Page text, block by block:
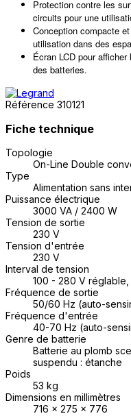
Protection contre les
circuits pour une
Conception compacte
utilisation dans des
Écran LCD pour
des batteries.
Référence 310121
Fiche technique
Topologie
On-Line Double
Type
Alimentation sans
Puissance électrique
3000 VA / 2400 W
Tension de sortie
230 V
Tension d'entrée
230 V
Interval de tension
100 - 280 V
Fréquence de sortie
50/60 Hz (auto-
Fréquence d'entrée
40-70 Hz (auto-
Genre de batterie
Batterie au plomb
suspendu : étanche
Poids
53 kg
Dimensions en millimètres
716 x 275 x 776